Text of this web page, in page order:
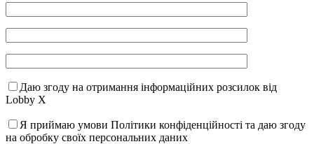
Даю згоду на отримання інформаційних розсилок від
Lobby X
Я приймаю умови Політики конфіденційності та даю згоду
на обробку своїх персональних даних